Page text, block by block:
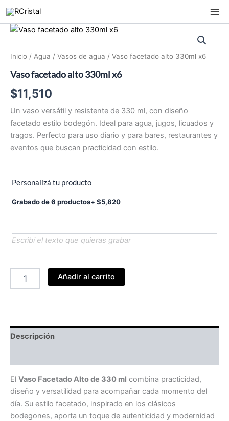
contenido
Inicio / Agua / Vasos de agua / Vaso facetado alto 330ml x6
Vaso facetado alto 330ml x6
$11,510
Un vaso versátil y resistente de 330 ml, con diseño
facetado estilo bodegón. Ideal para agua, jugos, licuados y
tragos. Perfecto para uso diario y para bares, restaurantes y
eventos que buscan practicidad con estilo.
Personalizá tu producto
Grabado de 6 productos+ $5,820
Escribí el texto que quieras grabar
facetado
Añadir al carrito
Descripción
El Vaso Facetado Alto de 330 ml combina practicidad,
diseño y versatilidad para acompañar cada momento del
día. Su estilo facetado, inspirado en los clásicos
bodegones, aporta un toque de autenticidad y modernidad